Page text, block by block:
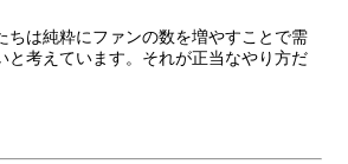
ちは純粋にファンの数を増やすことで需
と考えています。それが正当なやり方だ